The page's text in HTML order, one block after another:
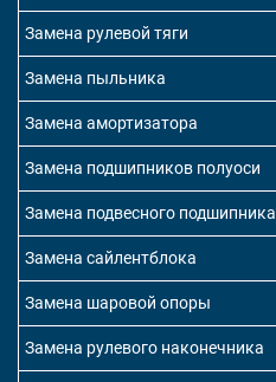
Замена рулевой тяги
Замена пыльника
Замена амортизатора
Замена подшипников полуоси
Замена подвесного подшипника
Замена сайлентблока
Замена шаровой опоры
Замена рулевого наконечника